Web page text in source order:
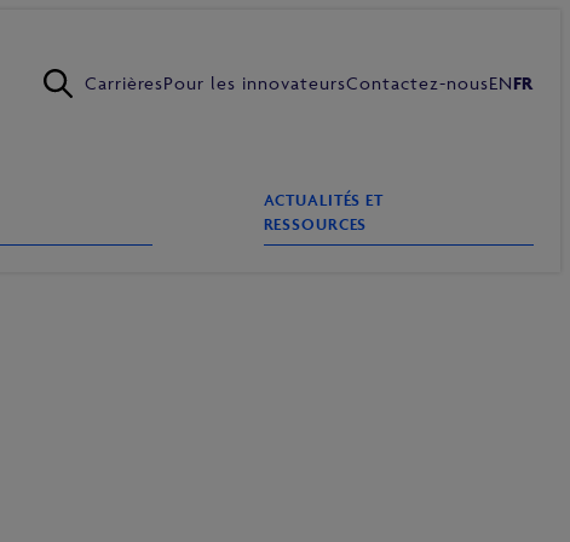
CarrièresPour les innovateursContactez-nousENFR
ACTUALITÉS ET
RESSOURCES